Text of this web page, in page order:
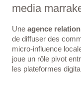
media
Une agence
de diffuser des
micro-influence
joue un rôle pivot
les plateformes